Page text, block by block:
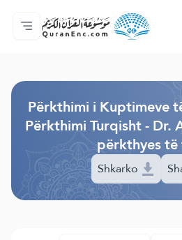
Ballina
Indeksi i Përkthimeve
Audio
Shërbime për
Rreth projektit
Na kontaktoni
Gjuha
Përkthimi i Kuptimeve
Përkthimi Turqisht - Dr.
përkthyes
Shkarko